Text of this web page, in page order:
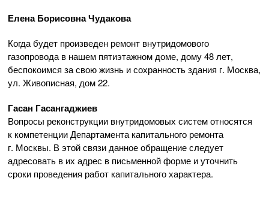
Елена Борисовна Чудакова
Когда будет произведен ремонт внутридомового
газопровода в нашем пятиэтажном доме, дому 48 лет,
беспокоимся за свою жизнь и сохранность здания г. Москва,
ул. Живописная, дом 22.
Гасан Гасангаджиев
Вопросы реконструкции внутридомовых систем относятся
к компетенции Департамента капитального ремонта
г. Москвы. В этой связи данное обращение следует
адресовать в их адрес в письменной форме и уточнить
сроки проведения работ капитального характера.